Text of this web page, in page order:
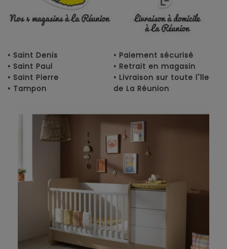
• Saint Denis
• Saint Paul
• Saint Pierre
• Tampon
• Paiement sécurisé
• Retrait en magasin
• Livraison sur toute l'île
de La Réunion